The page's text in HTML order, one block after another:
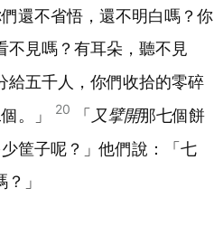
還不省悟，還不明白嗎？你
不見嗎？有耳朵，聽不見
給五千人，你們收拾的零碎
。」
20 「 又擘開那七個餅
筐子呢？」他們說：「七
」